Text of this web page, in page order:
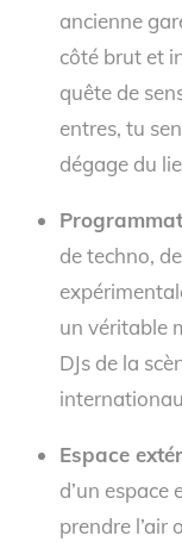
ancienne
côté brut et
quête de
entres, tu
dégage du
de techno,
un véritable
DJs de la
Espace
d’un
prendre l’air